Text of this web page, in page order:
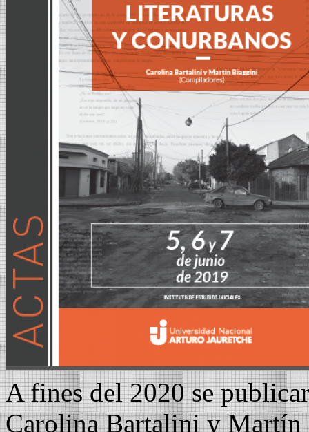
A fines del 2020 se
Carolina Bartalini y Martín